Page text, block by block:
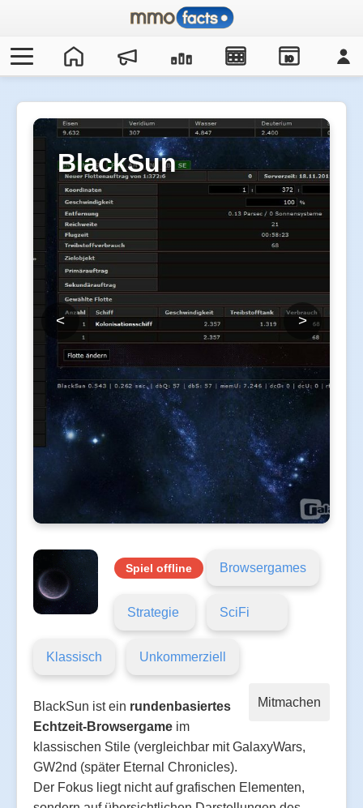
IO
BlackSun
< >
Spiel offline Browsergames
Strategie SciFi
Klassisch Unkommerziell
Mitmachen
BlackSun ist ein rundenbasiertes
Echtzeit-Browsergame im
klassischen Stile (vergleichbar mit GalaxyWars,
GW2nd (später Eternal Chronicles).
Der Fokus liegt nicht auf grafischen Elementen,